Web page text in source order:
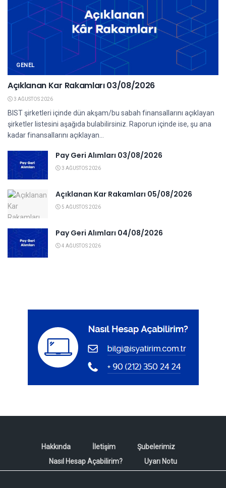
GENEL
Açıklanan Kar Rakamları 03/08/2026
3 AĞUSTOS 2026
BIST şirketleri içinde dün akşam/bu sabah finansallarını açıklayan
şirketler listesini aşağıda bulabilirsiniz. Raporun içinde ise, şu ana
kadar finansallarını açıklayan...
Pay Geri Alımları 03/08/2026
3 AĞUSTOS 2026
Açıklanan Kar Rakamları 05/08/2026
5 AĞUSTOS 2026
Pay Geri Alımları 04/08/2026
4 AĞUSTOS 2026
Hakkında İletişim
Şubelerimiz
Nasıl Hesap Açabilirim?
Uyarı Notu